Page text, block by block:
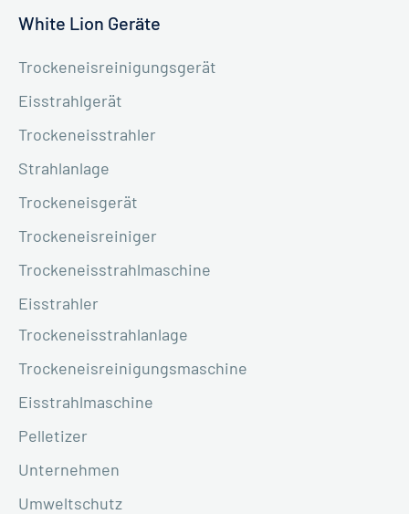
White Lion Geräte
Trockeneisreinigungsgerät
Eisstrahlgerät
Trockeneisstrahler
Strahlanlage
Trockeneisgerät
Trockeneisreiniger
Trockeneisstrahlmaschine
Eisstrahler
Trockeneisstrahlanlage
Trockeneisreinigungsmaschine
Eisstrahlmaschine
Pelletizer
Unternehmen
Umweltschutz